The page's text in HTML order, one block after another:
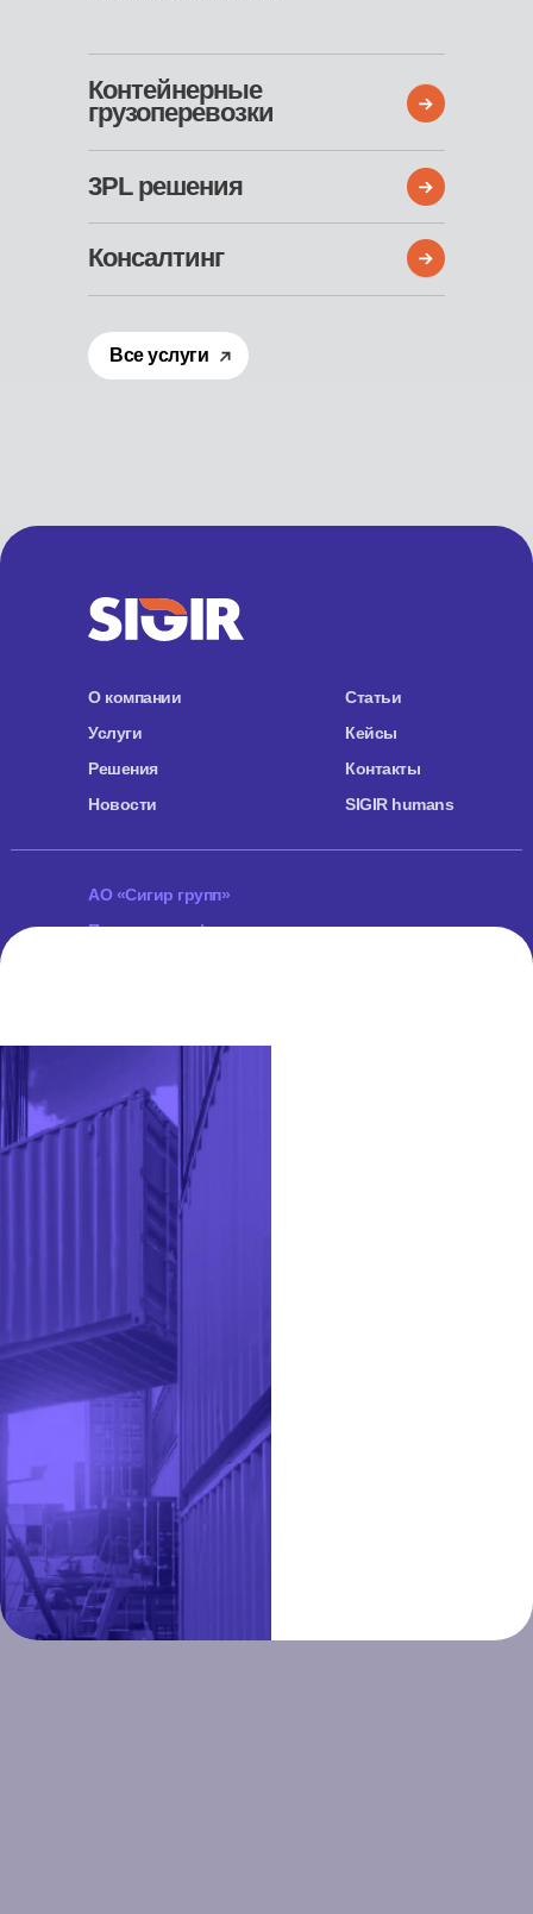
3PL решения
Консалтинг
Контейнерные
грузоперевозки
Все услуги
О компании
SIGIR humans
Услуги
Решения
Новости
Статьи
Кейсы
Контакты
АО «Сигир групп»
Политика конфиденциальности
Рассчитать стоимость